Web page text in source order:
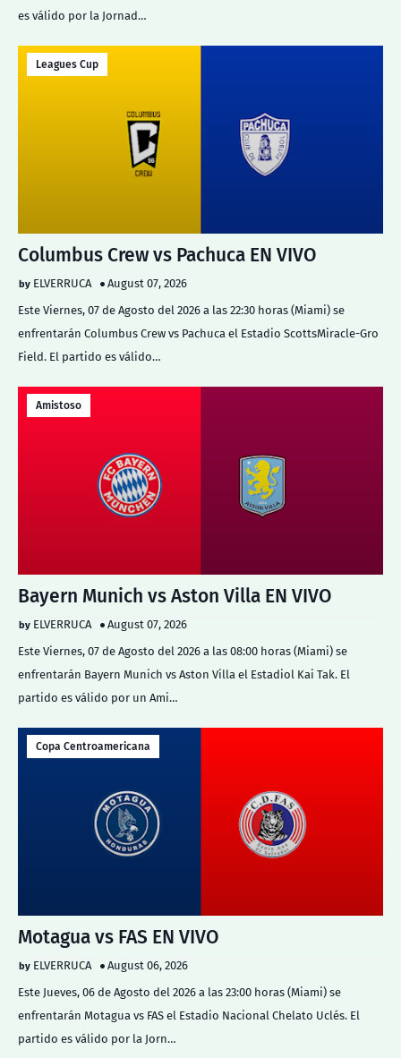
es válido por la Jornad…
Leagues Cup
Columbus Crew vs Pachuca EN VIVO
ELVERRUCA
August 07, 2026
Este Viernes, 07 de Agosto del 2026 a las 22:30 horas (Miami) se
enfrentarán Columbus Crew vs Pachuca el Estadio ScottsMiracle-Gro
Field. El partido es válido…
Amistoso
Bayern Munich vs Aston Villa EN VIVO
ELVERRUCA
August 07, 2026
Este Viernes, 07 de Agosto del 2026 a las 08:00 horas (Miami) se
enfrentarán Bayern Munich vs Aston Villa el Estadiol Kai Tak. El
partido es válido por un Ami…
Copa Centroamericana
Motagua vs FAS EN VIVO
ELVERRUCA
August 06, 2026
Este Jueves, 06 de Agosto del 2026 a las 23:00 horas (Miami) se
enfrentarán Motagua vs FAS el Estadio Nacional Chelato Uclés. El
partido es válido por la Jorn…